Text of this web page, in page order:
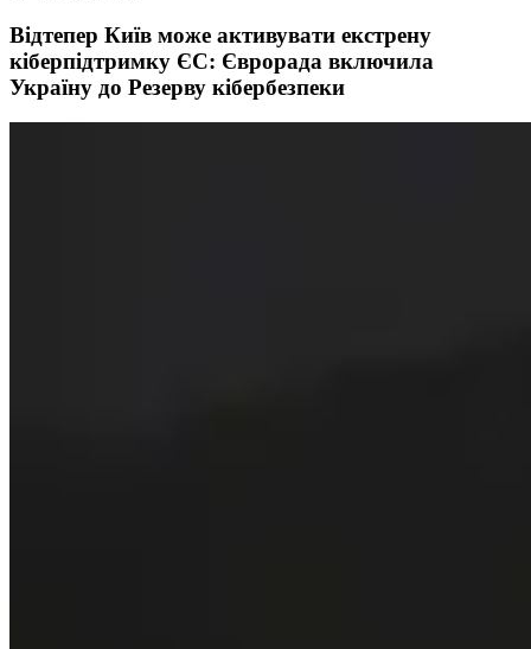
Відтепер Київ може активувати екстрену
кіберпідтримку ЄС: Єврорада включила
Україну до Резерву кібербезпеки